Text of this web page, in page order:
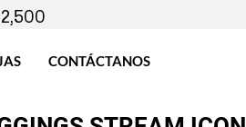
CONTÁCTANOS